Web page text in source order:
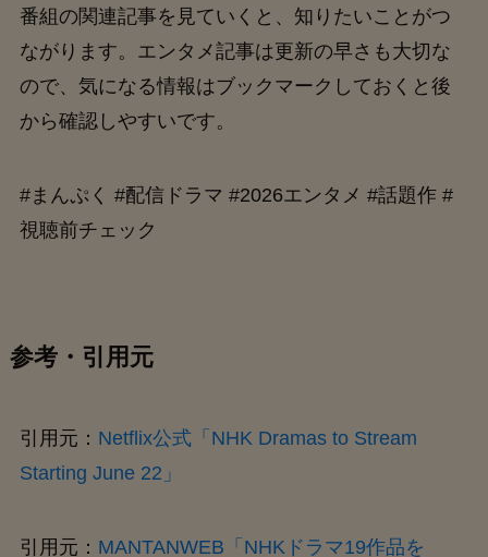
番組の関連記事を見ていくと、知りたいことがつ
ながります。エンタメ記事は更新の早さも大切な
ので、気になる情報はブックマークしておくと後
から確認しやすいです。
#まんぷく #配信ドラマ #2026エンタメ #話題作 #
視聴前チェック
参考・引用元
引用元： Netflix公式「NHK Dramas to Stream
Starting June 22」
引用元： MANTANWEB「NHKドラマ19作品を